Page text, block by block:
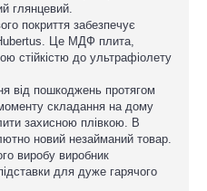
глянцевий.
покриття забезпечує
Це МДФ плита,
стійкістю до ультрафіолету
від пошкоджень протягом
складання на дому
захисною плівкою. В
новий незайманий товар.
виробу виробник
для дуже гарячого